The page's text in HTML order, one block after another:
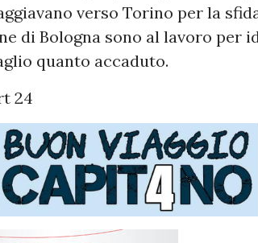
verso Torino per la
di Bologna sono al lavoro
quanto accaduto.
24